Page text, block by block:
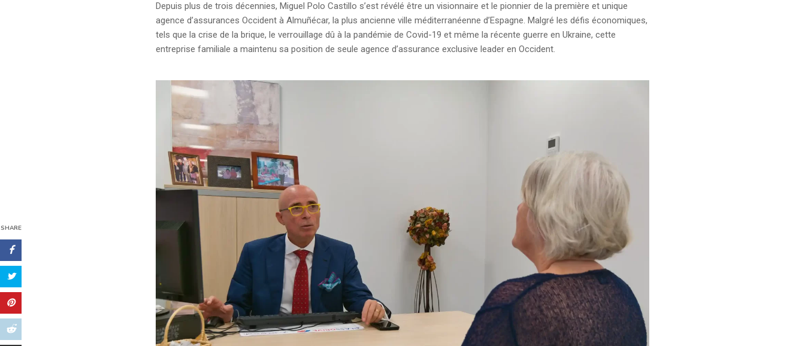
SHARE
Depuis plus de trois décennies, Miguel Polo Castillo s’est révélé être un visionnaire et le pionnier de la première et unique
agence d’assurances Occident à Almuñécar, la plus ancienne ville méditerranéenne d’Espagne. Malgré les défis économiques,
tels que la crise de la brique, le verrouillage dû à la pandémie de Covid-19 et même la récente guerre en Ukraine, cette
entreprise familiale a maintenu sa position de seule agence d’assurance exclusive leader en Occident.